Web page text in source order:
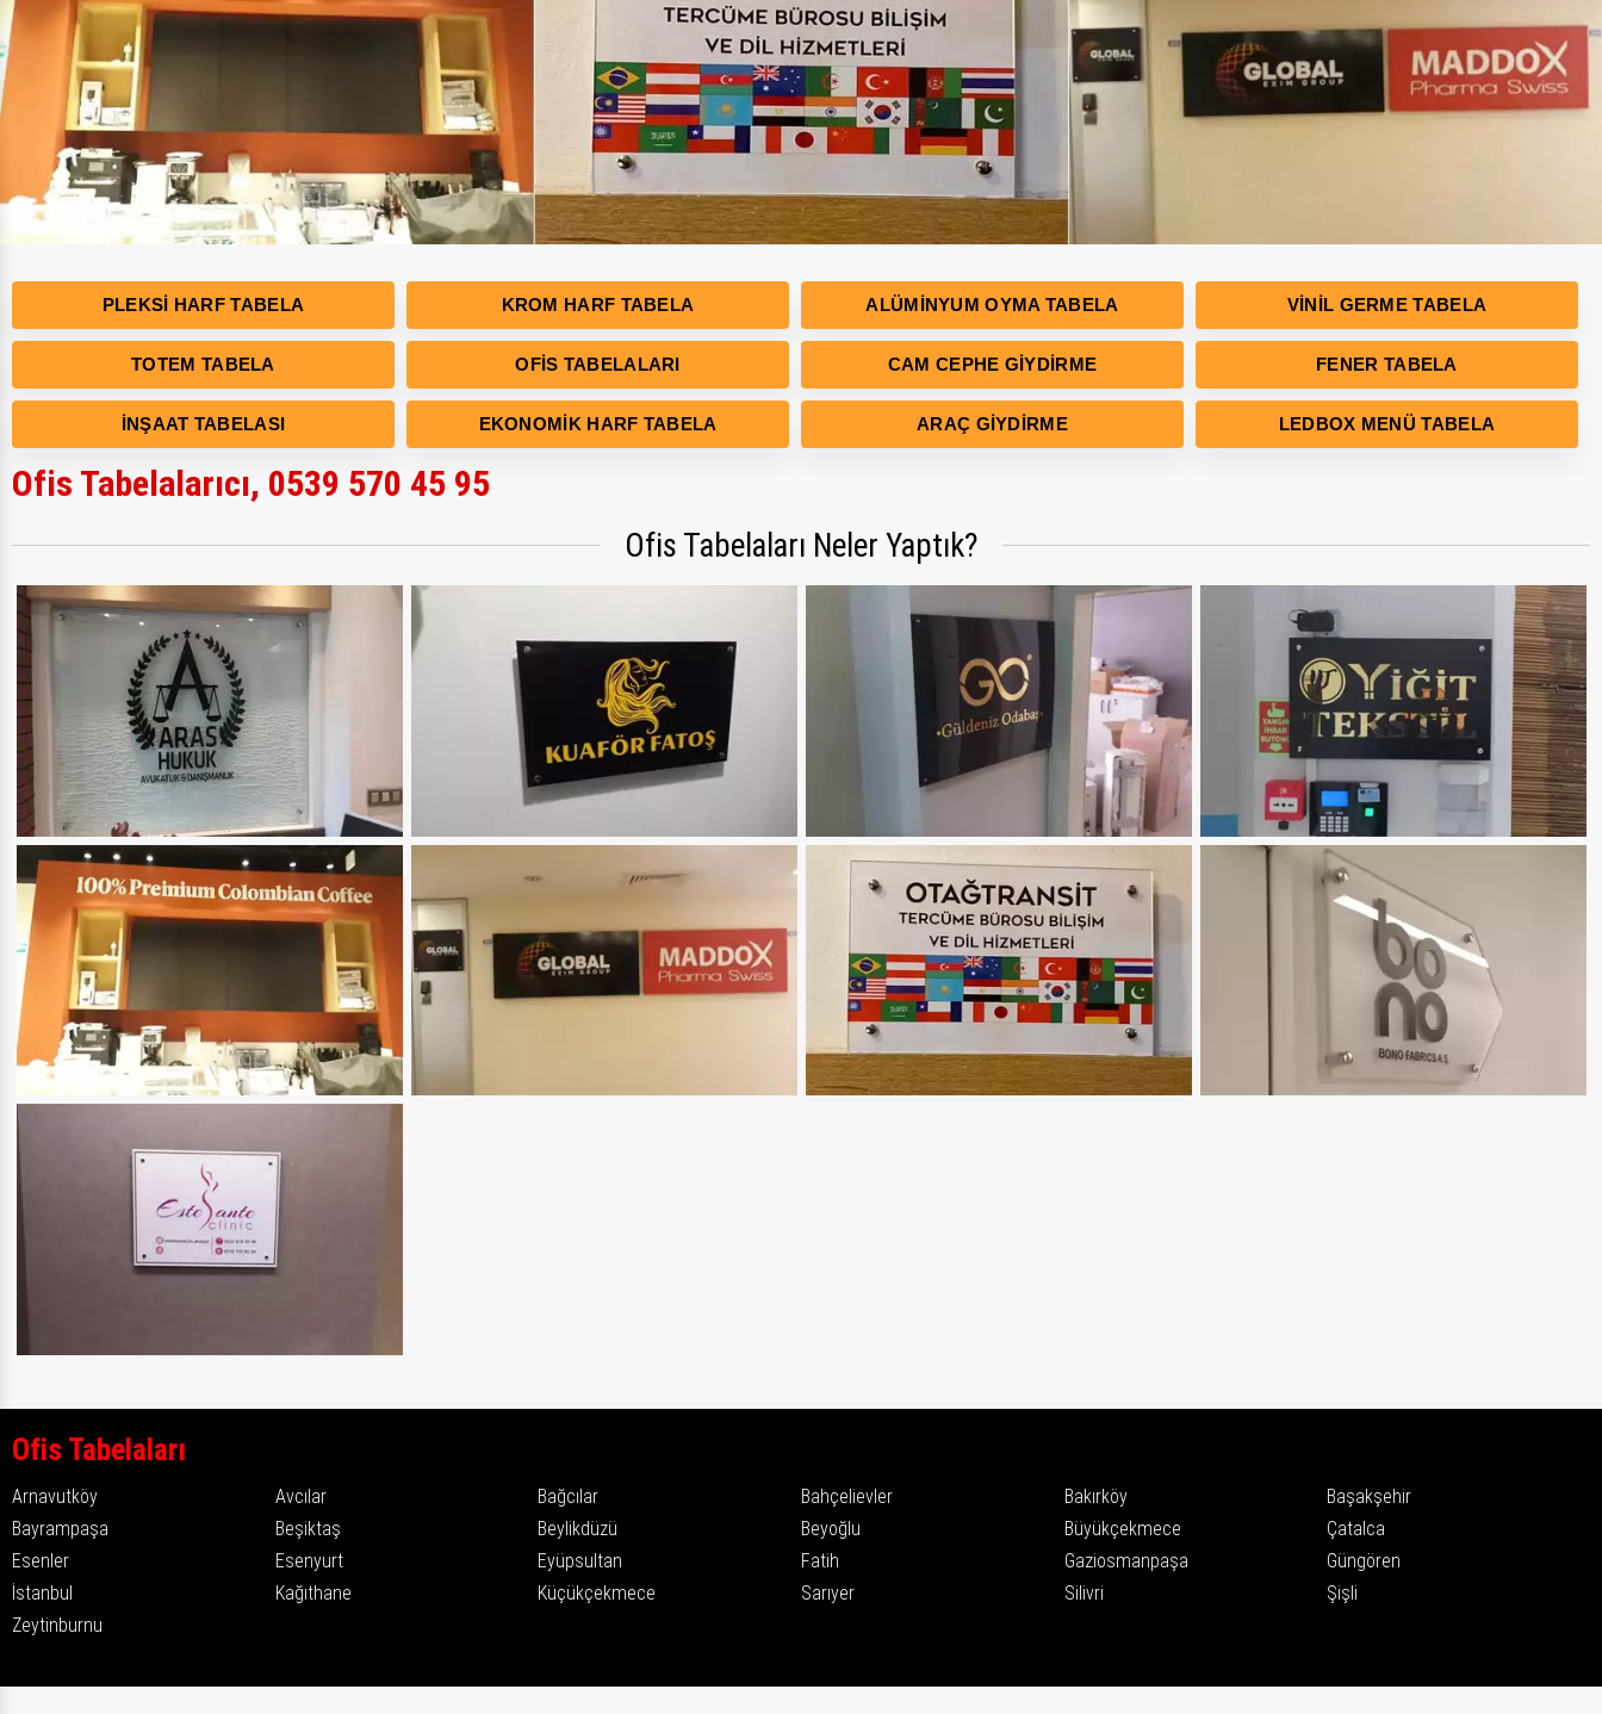
PLEKSI HARF TABELA KROM HARF TABELA ALÜMINYUM OYMA TABELA VINIL GERME TABELA
TOTEM TABELA OFIS TABELALARI CAM CEPHE GIYDIRME FENER TABELA
İNŞAAT TABELASI EKONOMIK HARF TABELA ARAÇ GIYDIRME LEDBOX MENÜ TABELA
Ofis Tabelalarıcı, 0539 570 45 95
Ofis Tabelaları Neler Yaptık?
Ofis Tabelaları
Arnavutköy Avcılar Bağcılar Bahçelievler Bakırköy
Başakşehir
Bayrampaşa
Beşiktaş Beylikdüzü Beyoğlu Büyükçekmece
Çatalca
Esenler
Esenyurt Eyüpsultan Fatih Gaziosmanpaşa
Güngören
İstanbul
Kağıthane Küçükçekmece Sarıyer Silivri
Şişli
Zeytinburnu